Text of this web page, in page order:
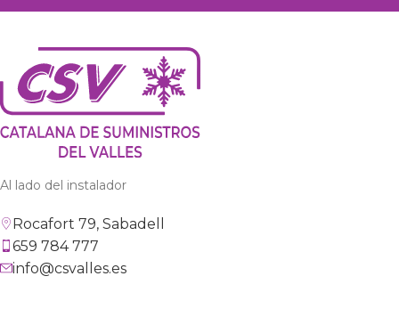
Al lado del instalador
Rocafort 79, Sabadell
659 784 777
info@csvalles.es